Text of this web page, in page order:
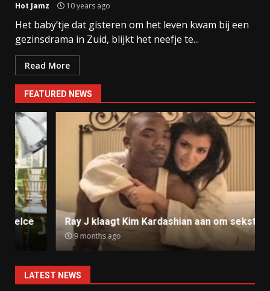
Hot Jamz 10 years ago
Het baby’tje dat gisteren om het leven kwam bij een
gezinsdrama in Zuid, blijkt het neefje te...
Read More
FEATURED NEWS
Ray J klaagt Kim Kardashian aan om sekstape
9 months ago
LATEST NEWS